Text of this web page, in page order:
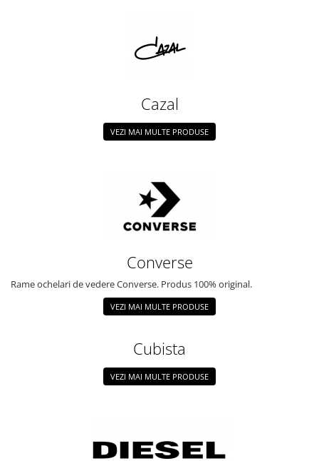
Cazal
VEZI MAI MULTE PRODUSE
Converse
Rame ochelari de vedere Converse. Produs 100% original.
VEZI MAI MULTE PRODUSE
Cubista
VEZI MAI MULTE PRODUSE